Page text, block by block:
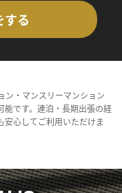
する
ン・マンスリーマンション
能です。連泊・長期出張の経
安心してご利用いただけま